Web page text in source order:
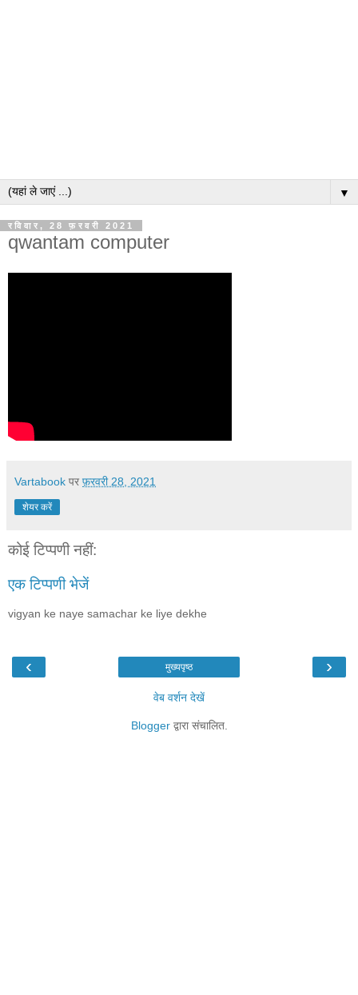
▼
रविवार, 28 फ़रवरी 2021
qwantam computer
Vartabook पर फ़रवरी 28, 2021
शेयर करें
कोई टिप्पणी नहीं:
एक टिप्पणी भेजें
vigyan ke naye samachar ke liye dekhe
‹ ›
मुख्यपृष्ठ
वेब वर्शन देखें
Bloggerद्वारा संचालित.